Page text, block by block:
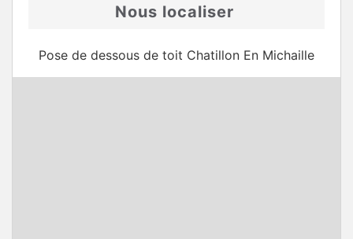
Nous localiser
Pose de dessous de toit Chatillon En Michaille